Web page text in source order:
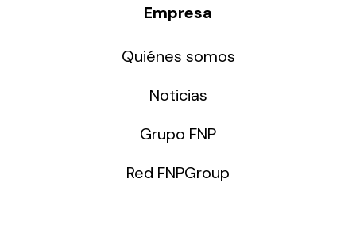
Empresa
Quiénes somos
Noticias
Grupo FNP
Red FNPGroup